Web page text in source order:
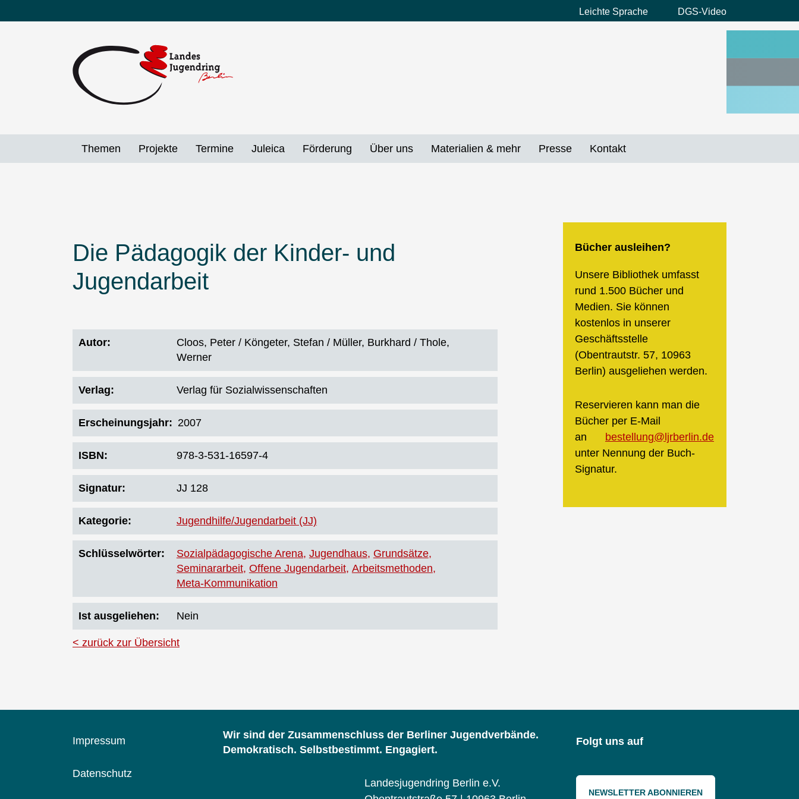
zum
Preheader
Leichte Sprache DGS-Video
Themen Projekte Termine Juleica Förderung Über uns Materialien & mehr Presse Kontakt
Die Pädagogik der Kinder- und
Jugendarbeit
Autor
Cloos, Peter / Köngeter, Stefan / Müller, Burkhard / Thole,
Werner
Verlag Verlag für Sozialwissenschaften
Erscheinungsjahr 2007
ISBN 978-3-531-16597-4
Signatur JJ 128
Kategorie Jugendhilfe/Jugendarbeit (JJ)
Schlüsselwörter Sozialpädagogische Arena Jugendhaus Grundsätze
Seminararbeit Offene Jugendarbeit Arbeitsmethoden
Meta-Kommunikation
Ist ausgeliehen Nein
Bücher ausleihen?
Unsere Bibliothek umfasst
rund 1.500 Bücher und
Medien. Sie können
kostenlos in unserer
Geschäftsstelle
(Obentrautstr. 57, 10963
Berlin) ausgeliehen werden.
Reservieren kann man die
Bücher per E-Mail
an
bestellung@ljrberlin.de
unter Nennung der Buch-
Signatur.
zurück zur Übersicht
Impressum
Datenschutz
Wir sind der Zusammenschluss der Berliner Jugendverbände.
Demokratisch. Selbstbestimmt. Engagiert.
Landesjugendring Berlin e.V.
Folgt uns auf
NEWSLETTER ABONNIEREN